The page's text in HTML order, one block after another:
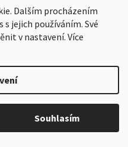
Dalším procházením
jejich používáním. Své
v nastavení. Více
Souhlasím
zadejte prosím kód bez